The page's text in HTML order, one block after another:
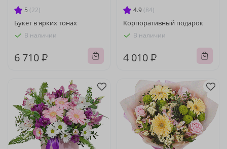
5 (22)
Букет в ярких тонах
В наличии
6 710 ₽
4.9 (84)
Корпоративный подарок
В наличии
4 010 ₽